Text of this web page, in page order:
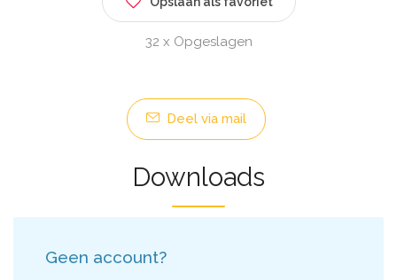
32 x Opgeslagen
Deel via mail
Downloads
Geen account?